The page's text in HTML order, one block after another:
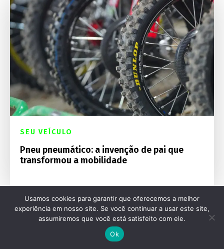
SEU VEÍCULO
Pneu pneumático: a invenção de pai que
transformou a mobilidade
Usamos cookies para garantir que oferecemos a melhor
experiência em nosso site. Se você continuar a usar este site,
assumiremos que você está satisfeito com ele.
Ok